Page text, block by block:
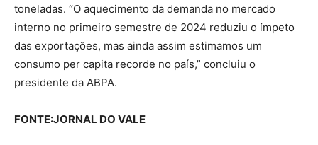
toneladas. “O aquecimento da demanda no mercado
interno no primeiro semestre de 2024 reduziu o ímpeto
das exportações, mas ainda assim estimamos um
consumo per capita recorde no país,” concluiu o
presidente da ABPA.
FONTE:JORNAL DO VALE